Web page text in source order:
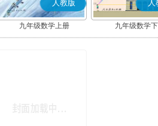
人教版
九年级数学上册
人
九年级数学